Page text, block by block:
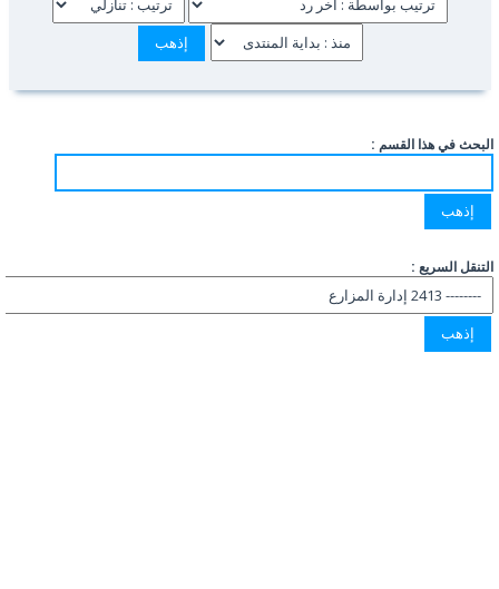
البحث في هذا القسم :
التنقل السريع :